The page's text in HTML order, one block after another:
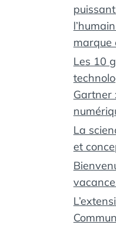
marque
Les 10
Gartner
La
et